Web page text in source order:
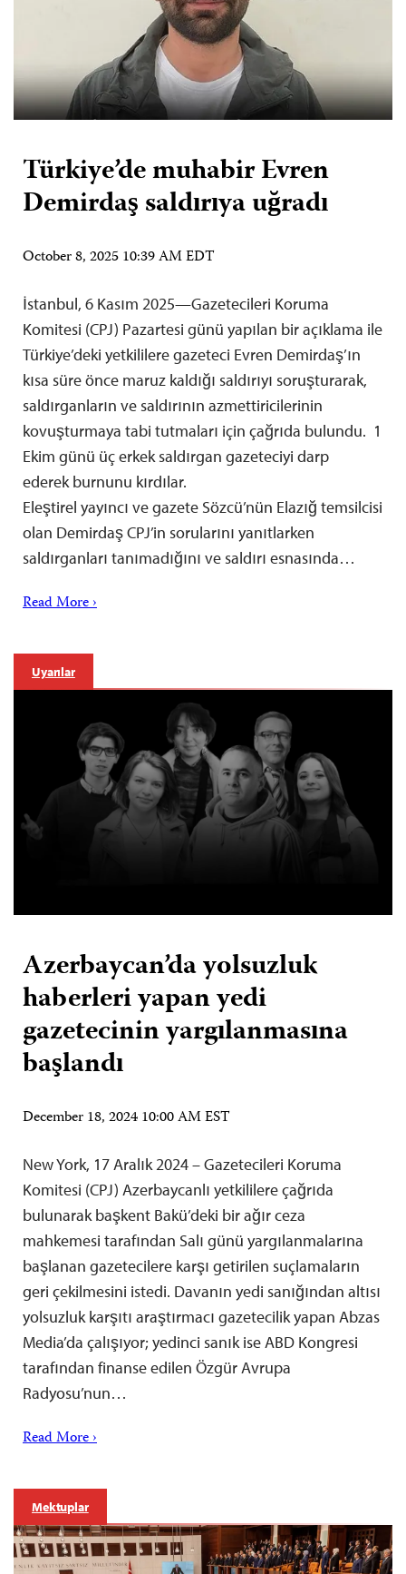
Türkiye’de muhabir Evren
Demirdaş saldırıya uğradı
October 8, 2025 10:39 AM EDT
İstanbul, 6 Kasım 2025—Gazetecileri Koruma
Komitesi (CPJ) Pazartesi günü yapılan bir açıklama ile
Türkiye’deki yetkililere gazeteci Evren Demirdaş’ın
kısa süre önce maruz kaldığı saldırıyı soruşturarak,
saldırganların ve saldırının azmettiricilerinin
kovuşturmaya tabi tutmaları için çağrıda bulundu. 1
Ekim günü üç erkek saldırgan gazeteciyi darp
ederek burnunu kırdılar.
Eleştirel yayıncı ve gazete Sözcü’nün Elazığ temsilcisi
olan Demirdaş CPJ’in sorularını yanıtlarken
saldırganları tanımadığını ve saldırı esnasında…
Read More ›
Uyarılar
Azerbaycan’da yolsuzluk
haberleri yapan yedi
gazetecinin yargılanmasına
başlandı
December 18, 2024 10:00 AM EST
New York, 17 Aralık 2024 – Gazetecileri Koruma
Komitesi (CPJ) Azerbaycanlı yetkililere çağrıda
bulunarak başkent Bakü’deki bir ağır ceza
mahkemesi tarafından Salı günü yargılanmalarına
başlanan gazetecilere karşı getirilen suçlamaların
geri çekilmesini istedi. Davanın yedi sanığından altısı
yolsuzluk karşıtı araştırmacı gazetecilik yapan Abzas
Media’da çalışıyor; yedinci sanık ise ABD Kongresi
tarafından finanse edilen Özgür Avrupa
Radyosu’nun…
Read More ›
Mektuplar